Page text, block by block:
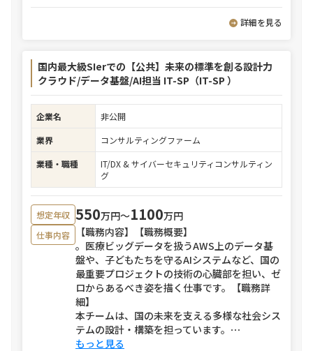
詳細を見る
国内最大級SIerでの【公共】未来の標準を創る設計力
クラウド/データ基盤/AI担当 IT-SP（IT-SP ）
企業名
非公開
業界
コンサルティングファーム
業種・職種
IT/DX & サイバーセキュリティコンサルティン
グ
想定年収 550万円〜1100万円
仕事内容
【職務内容】【職務概要】
。医療ビッグデータを扱うAWS上のデータ基
盤や、子どもたちを守るAIシステムなど、国の
最重要プロジェクトの技術の心臓部を担い、ゼ
ロからあるべき姿を描く仕事です。【職務詳
細】
本チームは、国の未来を支える多様な社会シス
テムの設計・構築を担っています。 ⋯
もっと見る